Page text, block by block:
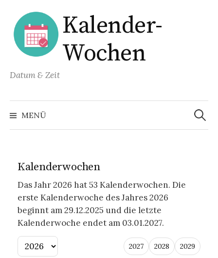
zum
Inhalt
Kalender-
Wochen
Datum & Zeit
MENÜ
Suchen
nach:
Kalenderwochen
Das Jahr 2026 hat 53 Kalenderwochen. Die
erste Kalenderwoche des Jahres 2026
beginnt am 29.12.2025 und die letzte
Kalenderwoche endet am 03.01.2027.
Jahr
2027 2028 2029